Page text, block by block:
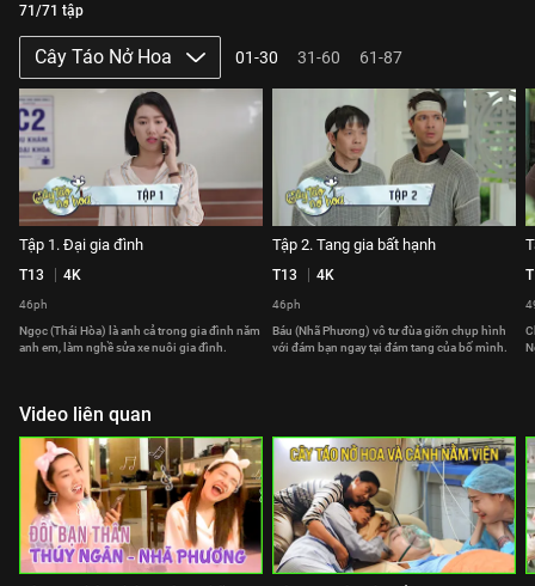
71/71 tập
Cây Táo Nở Hoa 01-30 31-60 61-87
Tập 1. Đại gia đình
T13 4K
46ph
Ngọc (Thái Hòa) là anh cả trong gia đình năm
anh em, làm nghề sửa xe nuôi gia đình.
Tập 2. Tang gia bất hạnh
T13 4K
46ph
Báu (Nhã Phương) vô tư đùa giỡn chụp hình
với đám bạn ngay tại đám tang của bố mình.
Video liên quan